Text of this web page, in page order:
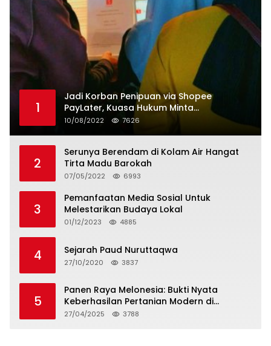
1
Jadi Korban Penipuan via Shopee
PayLater, Kuasa Hukum Minta
Penangguhan Tagihan dan Hapus Bunga
10/08/2022 7626
2
Serunya Berendam di Kolam Air Hangat
Tirta Madu Barokah
07/05/2022 6993
3
Pemanfaatan Media Sosial Untuk
Melestarikan Budaya Lokal
01/12/2023 4885
4 Sejarah Paud Nuruttaqwa
27/10/2020 3837
5
Panen Raya Melonesia: Bukti Nyata
Keberhasilan Pertanian Modern di
Kabupaten Bekasi
27/04/2025 3788